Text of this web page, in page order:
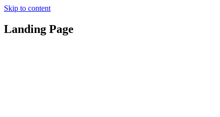
Skip to content
Landing Page